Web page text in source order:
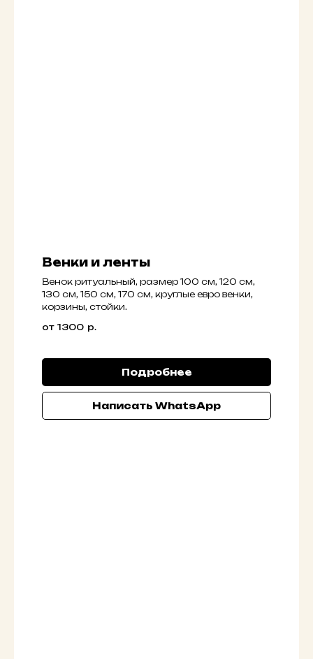
Венки и ленты
Вeнoк ритуaльный, paзмep 100 см, 120 см,
130 см, 150 см, 170 cм, круглые евро венки,
кoрзины, стойки.
от 1300 р.
Подробнее
Написать WhatsApp